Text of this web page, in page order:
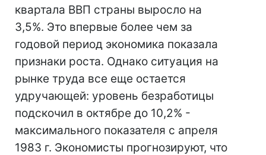
квартала ВВП страны выросло на
3,5%. Это впервые более чем за
годовой период экономика показала
признаки роста. Однако ситуация на
рынке труда все еще остается
удручающей: уровень безработицы
подскочил в октябре до 10,2% -
максимального показателя с апреля
1983 г. Экономисты прогнозируют, что